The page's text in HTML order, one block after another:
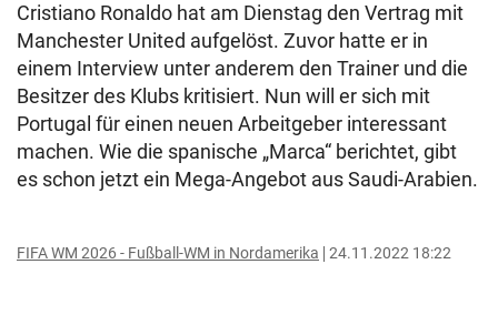
Cristiano Ronaldo hat am Dienstag den Vertrag mit
Manchester United aufgelöst. Zuvor hatte er in
einem Interview unter anderem den Trainer und die
Besitzer des Klubs kritisiert. Nun will er sich mit
Portugal für einen neuen Arbeitgeber interessant
machen. Wie die spanische „Marca“ berichtet, gibt
es schon jetzt ein Mega-Angebot aus Saudi-Arabien.
FIFA WM 2026 - Fußball-WM in Nordamerika 24.11.2022 18:22